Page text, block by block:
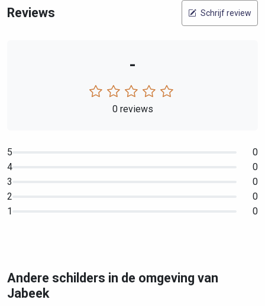
Reviews Schrijf review
-
0 reviews
5
0
4
0
3
0
2
0
1
0
Andere schilders in de omgeving van
Jabeek